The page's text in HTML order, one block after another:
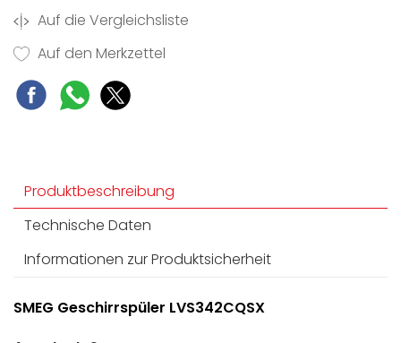
Auf die Vergleichsliste
Auf den Merkzettel
Produktbeschreibung
Technische Daten
Informationen zur Produktsicherheit
SMEG Geschirrspüler LVS342CQSX